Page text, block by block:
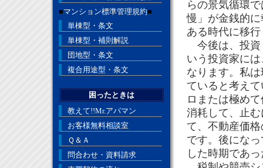
らの景気循環
慢」が金銭的
ある時代に移
今後は、投資
いう投資家に
なります。私
ていると考え
ロまたは極め
消耗して、止
て、不動産価
です。後にな
した時期であ
■マンション標準管理規約■
単棟型・条文
単棟型・補則解説
団地型・条文
複合用途型・条文
困ったときは
教えて!!Mr.アパマン
お客様無料相談室
Ｑ＆Ａ
問合わせ・資料請求